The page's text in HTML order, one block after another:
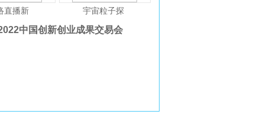
直播新 宇宙粒子探
中国创新创业成果交易会